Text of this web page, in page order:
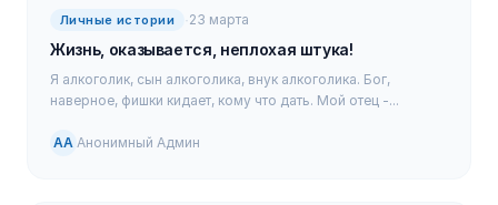
Личные истории ·23 марта
Жизнь, оказывается, неплохая штука!
Я алкоголик, сын алкоголика, внук алкоголика. Бог,
наверное, фишки кидает, кому что дать. Мой отец -...
АА Анонимный Админ